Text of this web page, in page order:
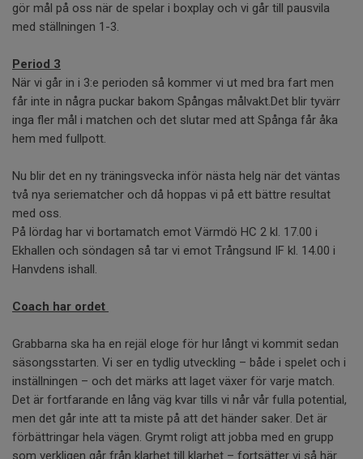
gör mål på oss när de spelar i boxplay och vi går till pausvila
med ställningen 1-3.
Period 3
När vi går in i 3:e perioden så kommer vi ut med bra fart men
får inte in några puckar bakom Spångas målvakt.Det blir tyvärr
inga fler mål i matchen och det slutar med att Spånga får åka
hem med fullpott.
Nu blir det en ny träningsvecka inför nästa helg när det väntas
två nya seriematcher och då hoppas vi på ett bättre resultat
med oss.
På lördag har vi bortamatch emot Värmdö HC 2 kl. 17.00 i
Ekhallen och söndagen så tar vi emot Trångsund IF kl. 14.00 i
Hanvdens ishall.
Coach har ordet
Grabbarna ska ha en rejäl eloge för hur långt vi kommit sedan
säsongsstarten. Vi ser en tydlig utveckling – både i spelet och i
inställningen – och det märks att laget växer för varje match.
Det är fortfarande en lång väg kvar tills vi når vår fulla potential,
men det går inte att ta miste på att det händer saker. Det är
förbättringar hela vägen. Grymt roligt att jobba med en grupp
som verkligen går från klarhet till klarhet – fortsätter vi så här